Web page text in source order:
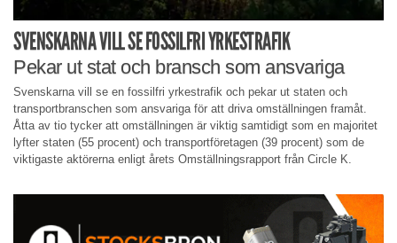
SVENSKARNA VILL SE FOSSILFRI YRKESTRAFIK
Pekar ut stat och bransch som ansvariga
Svenskarna vill se en fossilfri yrkestrafik och pekar ut staten och
transportbranschen som ansvariga för att driva omställningen framåt.
Åtta av tio tycker att omställningen är viktig samtidigt som en majoritet
lyfter staten (55 procent) och transportföretagen (39 procent) som de
viktigaste aktörerna enligt årets Omställningsrapport från Circle K.